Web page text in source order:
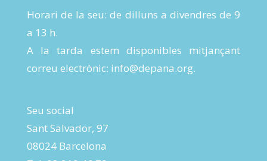
Horari de la seu: de dilluns a divendres de 9
a 13 h.
A la tarda estem disponibles mitjançant
correu electrònic: info@depana.org.
Seu social
Sant Salvador, 97
08024 Barcelona